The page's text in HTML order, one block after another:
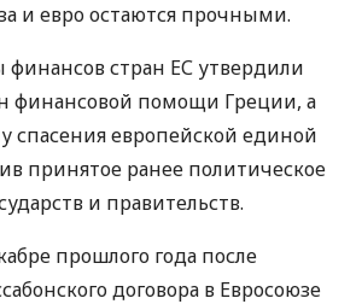
и евро остаются прочными.
стран ЕС утвердили
финансовой помощи Греции, а
спасения европейской единой
принятое ранее политическое
и правительств.
прошлого года после
договора в Евросоюзе